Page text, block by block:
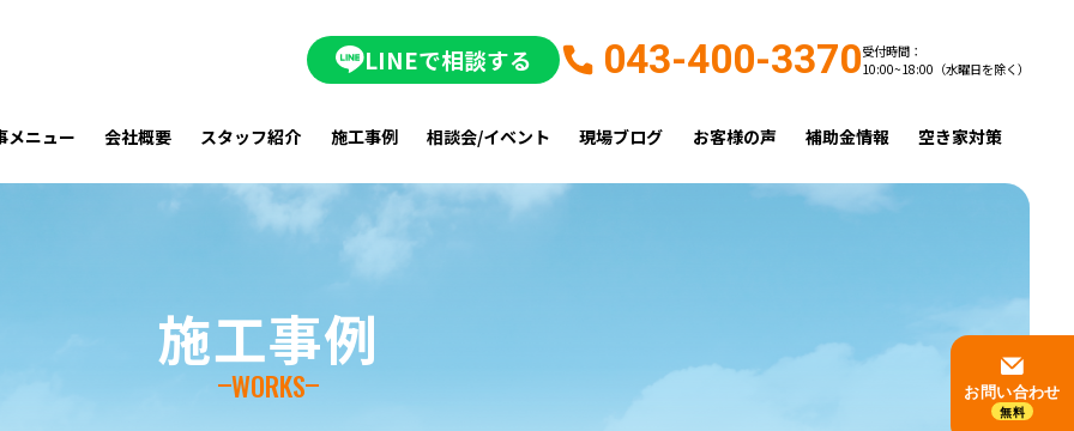
お問い合わせ
無料
LINEで相談する 043-400-3370受付時間：
10:00~18:00（水曜日を除く）
メニュー 会社概要 スタッフ紹介 施工事例 相談会/イベント 現場ブログ お客様の声 補助金情報 空き家対策
施工事例
WORKS